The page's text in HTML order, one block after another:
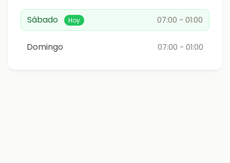
Sábado Hoy 07:00 - 01:00
Domingo 07:00 - 01:00